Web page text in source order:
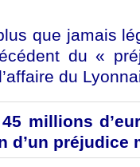
que jamais
du «
du
millions
d’un préjudice